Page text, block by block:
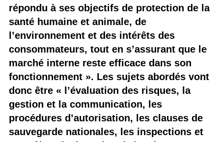
répondu à ses objectifs de protection de la
santé humaine et animale, de
l’environnement et des intérêts des
consommateurs, tout en s’assurant que le
marché interne reste efficace dans son
fonctionnement ». Les sujets abordés vont
donc être « l’évaluation des risques, la
gestion et la communication, les
procédures d’autorisation, les clauses de
sauvegarde nationales, les inspections et